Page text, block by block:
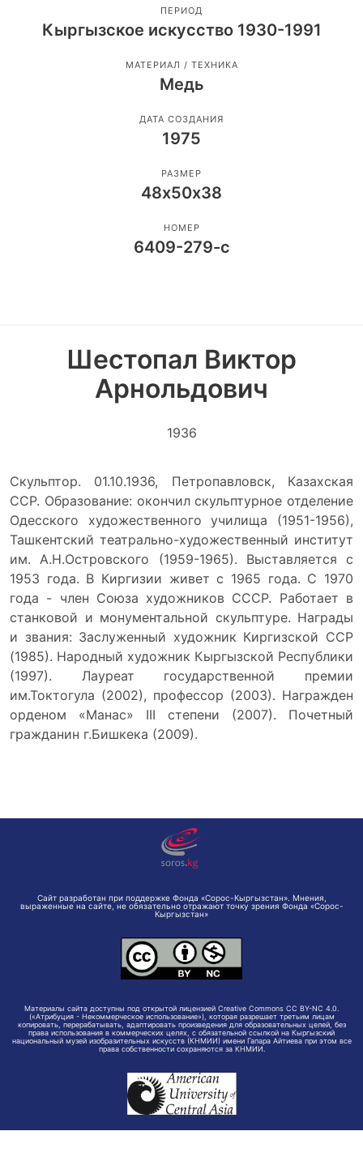
ПЕРИОД
Кыргызское искусство 1930-1991
МАТЕРИАЛ / ТЕХНИКА
Медь
ДАТА СОЗДАНИЯ
1975
РАЗМЕР
48х50х38
НОМЕР
6409-279-с
Шестопал Виктор
Арнольдович
1936
Скульптор. 01.10.1936, Петропавловск, Казахская
ССР. Образование: окончил скульптурное отделение
Одесского художественного училища (1951-1956),
Ташкентский театрально-художественный институт
им. А.Н.Островского (1959-1965). Выставляется с
1953 года. В Киргизии живет с 1965 года. С 1970
года - член Союза художников СССР. Работает в
станковой и монументальной скульптуре. Награды
и звания: Заслуженный художник Киргизской ССР
(1985). Народный художник Кыргызской Республики
(1997). Лауреат государственной премии
им.Токтогула (2002), профессор (2003). Награжден
орденом «Манас» III степени (2007). Почетный
гражданин г.Бишкека (2009).
Сайт разработан при поддержке Фонда «Сорос-Кыргызстан». Мнения,
выраженные на сайте, не обязательно отражают точку зрения Фонда «Сорос-
Кыргызстан»
Материалы сайта доступны под открытой лицензией Creative Commons CC BY-NC 4.0.
(«Атрибуция - Некоммерческое использование»), которая разрешает третьим лицам
копировать, перерабатывать, адаптировать произведения для образовательных целей, без
права использования в коммерческих целях, с обязательной ссылкой на Кыргызский
национальный музей изобразительных искусств (КНМИИ) имени Гапара Айтиева при этом все
права собственности сохраняются за КНМИИ.